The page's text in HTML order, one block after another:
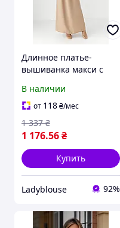
Длинное платье-
вышиванка макси с
льном и хлопком,
кофейный, S
В наличии
от 118₴/мес
1 176.56₴
1 337 ₴
Купить
Ladyblouse 92%